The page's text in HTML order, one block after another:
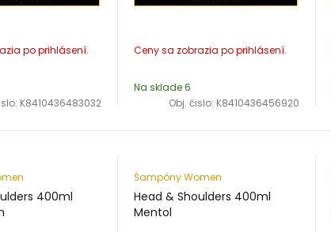
K8410436483032
Na sklade 6
Obj. čislo: K8410436456920
400ml
Šampóny Women
Head & Shoulders 400ml
Mentol